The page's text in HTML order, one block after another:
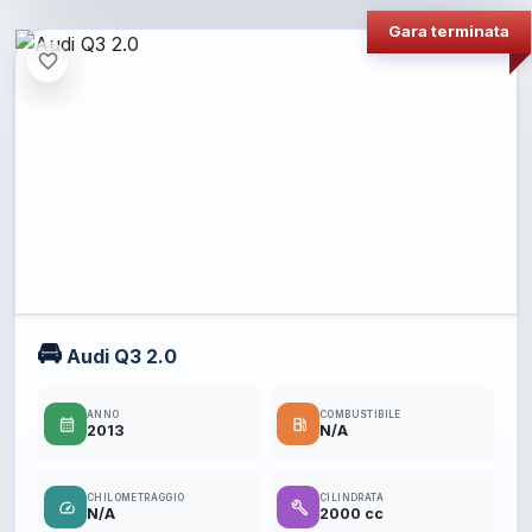
Gara terminata
favorite_border
🚘 Audi Q3 2.0
calendar_month
ANNO
2013 local_gas_station
COMBUSTIBILE
N/A
speed
CHILOMETRAGGIO
N/A build
CILINDRATA
2000 cc